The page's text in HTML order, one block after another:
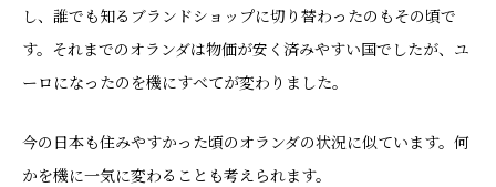
し、誰でも知るブランドショップに切り替わったのもその頃で
す。それまでのオランダは物価が安く済みやすい国でしたが、ユ
ーロになったのを機にすべてが変わりました。
今の日本も住みやすかった頃のオランダの状況に似ています。何
かを機に一気に変わることも考えられます。